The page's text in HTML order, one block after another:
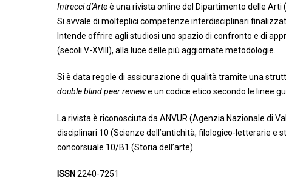
Intrecci d’Arteè una rivista online del Dipartimento delle Arti
Si avvale di molteplici competenze interdisciplinari
Intende offrire agli studiosi uno spazio di confronto e di
(secoli V-XVIII), alla luce delle più aggiornate metodologie.
Si è data regole di assicurazione di qualità tramite una
double blind peer reviewe un codice etico secondo le linee
La rivista è riconosciuta da ANVUR (Agenzia Nazionale di
disciplinari 10 (Scienze dell’antichità, filologico-letterarie e
concorsuale 10/B1 (Storia dell’arte).
ISSN 2240-7251